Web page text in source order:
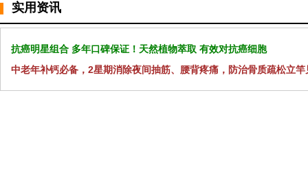
实用资讯
抗癌明星组合 多年口碑保证！天然植物萃取 有效对抗癌细胞
中老年补钙必备，2星期消除夜间抽筋、腰背疼痛，防治骨质疏松立竿